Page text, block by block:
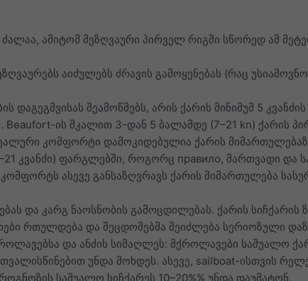
ძალაა, ამიტომ მეზღვაური პირველ რიგში სწორედ ამ
აიძულებს ძრავის გამოყენებას (რაც
შეამოწმებს, არის ქარის მინიმუმ 5
ის შკალით 3-დან 5 ბალამდე (7–21 kn) ქარის
კომფორტი დამოკიდებულია ქარის
კვანძი) ფარგლებში, როგორც правило, მართვადი და
ასევე განსაზღვრავს ქარის მიმართულება
და კარგ ნაოსნობის გამოცდილებას. ქარის
რთულდება და შეცდომებმა შეიძლება სერიოზული
და ანძის სიმაღლეს: მქროლავები საშუალო
უნდა მოხდეს. ასევე, sailboat-ისთვის
საშუალო სიჩქარეს 10–20%% უნდა დაუმატონ.